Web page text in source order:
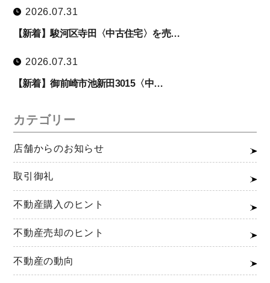
2026.07.31
【新着】駿河区寺田〈中古住宅〉を売…
2026.07.31
【新着】御前崎市池新田3015〈中…
カテゴリー
店舗からのお知らせ
取引御礼
不動産購入のヒント
不動産売却のヒント
不動産の動向